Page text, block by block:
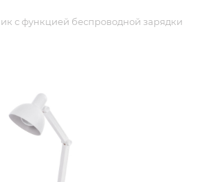
с функцией беспроводной зарядки